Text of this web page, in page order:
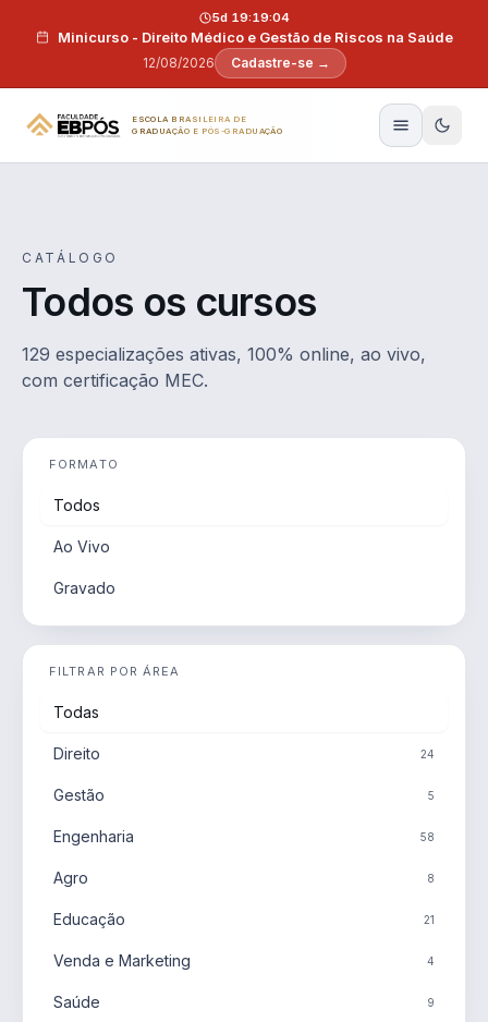
Minicurso - Direito Médico e Gestão de Riscos na Saúde
12/08/2026
5d 19:19:03
Cadastre-se →
ESCOLA BRASILEIRA DE
GRADUAÇÃO E PÓS-GRADUAÇÃO
CATÁLOGO
Todos os cursos
129 especializações ativas, 100% online, ao vivo,
com certificação MEC.
FORMATO
Todos
Ao Vivo
Gravado
FILTRAR POR ÁREA
Todas
Direito 24
Gestão 5
Engenharia 58
Agro 8
Educação 21
Venda e Marketing 4
Saúde 9